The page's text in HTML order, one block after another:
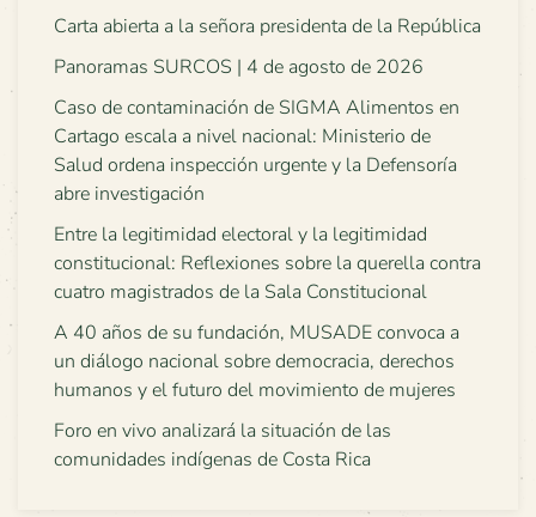
Carta abierta a la señora presidenta de la República
Panoramas SURCOS | 4 de agosto de 2026
Caso de contaminación de SIGMA Alimentos en
Cartago escala a nivel nacional: Ministerio de
Salud ordena inspección urgente y la Defensoría
abre investigación
Entre la legitimidad electoral y la legitimidad
constitucional: Reflexiones sobre la querella contra
cuatro magistrados de la Sala Constitucional
A 40 años de su fundación, MUSADE convoca a
un diálogo nacional sobre democracia, derechos
humanos y el futuro del movimiento de mujeres
Foro en vivo analizará la situación de las
comunidades indígenas de Costa Rica